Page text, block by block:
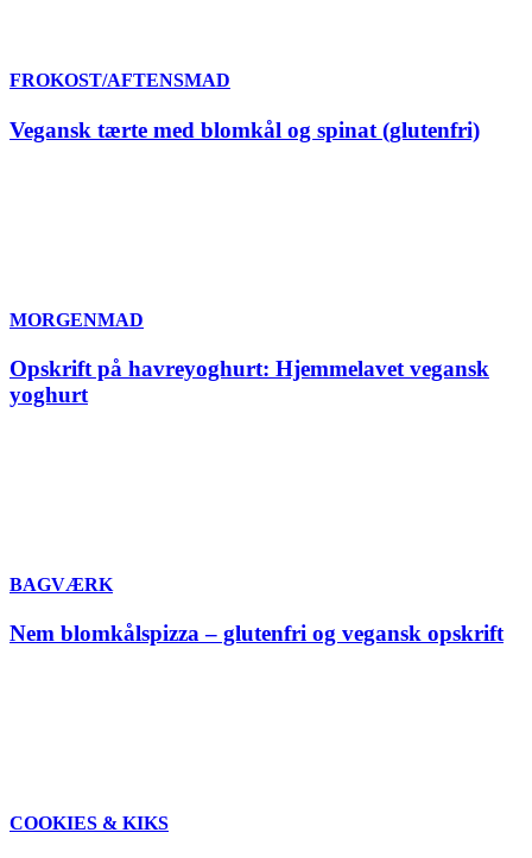
FROKOST/AFTENSMAD
Vegansk tærte med blomkål og spinat (glutenfri)
MORGENMAD
Opskrift på havreyoghurt: Hjemmelavet vegansk
yoghurt
BAGVÆRK
Nem blomkålspizza – glutenfri og vegansk opskrift
COOKIES & KIKS